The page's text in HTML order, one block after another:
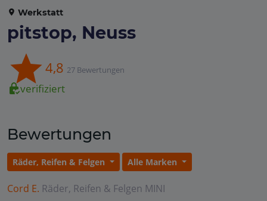
Werkstatt
pitstop, Neuss
4,8 27 Bewertungen
verifiziert
Bewertungen
Räder, Reifen & Felgen Alle Marken
Cord E. Räder, Reifen & Felgen MINI